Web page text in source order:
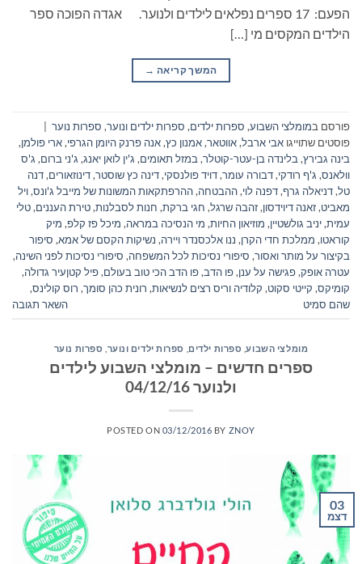
הפעם: 17 ספרים נפלאים לילדים ולנוער. אגדה הפוכה ספר
הילדים המקסים מי […]
המשך קריאה →
פורסם במומלצי השבוע, ספרות ילדים, ספרות ילדים ונוער, ספרות נוער
פוסטים שתוייגו אבי ארבל,אווטאר,אמנון כץ,אנה פרנק היומן הגרפי,ארי פולמן,
בינה גבירץ, בלינדה בן-עטר-קוטלר, במזל תאומים, ג'ין לואן יאנג, ג'ני ברום, ג'ס
וולאנס, ג'ף רודקי,דבורה עומר,דויד פולנסקי,דינה כץ שוסטר,דינוזאורים,דנה
טל,דניאלה גרף,דפנה לוי,ההבטחה,ההרפתקאות המשונות של מייבל ג'ונס,ויל
מאביט,זאנה דיוידסון,זהבה שרגל, חגי ברקת, חנות לסבלנות,טירת העננים,טלי
עמית,יניב גולשטיין, מוזיאון החיות, מי הנסיכה במראה, מיכל פז קלפ, מיק
קוראטו, ממלכת חדי הקרן, ננו אלכסנדר ויירה, נשיקות הקסם של אמא, סיפור
בקיצור על מותר ואסור, סיפורי נסיכות לכל המשפחה, סיפורי נסיכות לפני השינה,
עטרה אופק,פגישה על ענן,פו הדב,פו הדב הכי טוב בעולם,פיל קטןעיר גדולה,
קומיקס, קייטי סקוט, קלודיה וריס רצים לנשיאות, רונית כהן סומך, רוס קולינס,
שהם סמיט
השאר תגובה
מומלצי השבוע, ספרות ילדים ספרות ילדים ונוער ספרות נוער
ספרים חדשים – מומלצי השבוע לילדים
ולנוער 04/12/16
POSTED ON 03/12/2016 BY ZNOY
03
דצמ